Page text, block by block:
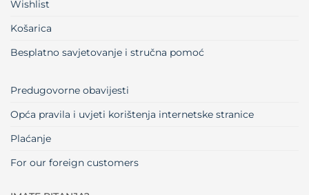
Wishlist
Košarica
Besplatno savjetovanje i stručna pomoć
Predugovorne obavijesti
Opća pravila i uvjeti korištenja internetske stranice
Plaćanje
For our foreign customers